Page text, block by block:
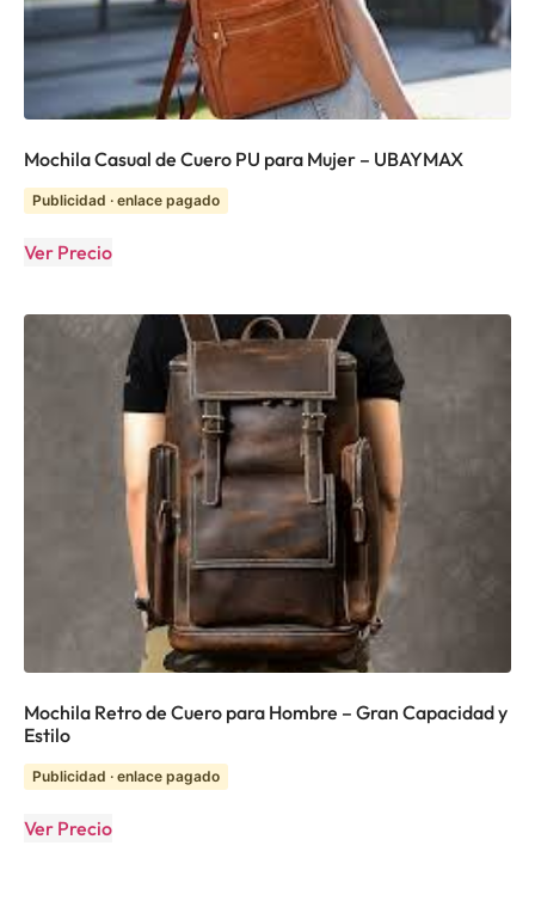
Mochila Casual de Cuero PU para Mujer – UBAYMAX
Publicidad · enlace pagado
Ver Precio
Mochila Retro de Cuero para Hombre – Gran Capacidad y
Estilo
Publicidad · enlace pagado
Ver Precio